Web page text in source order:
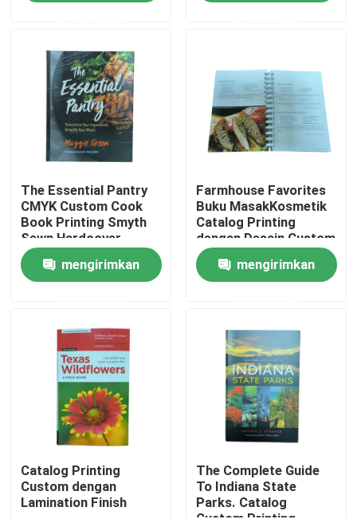
Rumah
Produk
video
Tentang kami
Sumber
Berita
Permintaan Penawaran
Pencetakan Kartu Tarot
The Essential Pantry
CMYK Custom Cook
Book Printing Smyth
Sewn Hardcover
80gsm/100gsm/128gsm
Glossy Art Paper
mengirimkan
Farmhouse Favorites
Buku MasakKosmetik
Catalog Printing
dengan Desain Custom
Plastik Comb Binding
CMYK Printing Color
mengirimkan
Catalog Printing
Custom dengan
Lamination Finish
The Complete Guide
To Indiana State
Parks. Catalog